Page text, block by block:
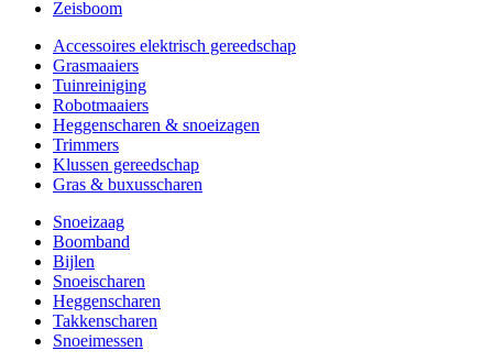
Zeisboom
Accessoires elektrisch gereedschap
Grasmaaiers
Tuinreiniging
Robotmaaiers
Heggenscharen & snoeizagen
Trimmers
Klussen gereedschap
Gras & buxusscharen
Snoeizaag
Boomband
Bijlen
Snoeischaren
Heggenscharen
Takkenscharen
Snoeimessen